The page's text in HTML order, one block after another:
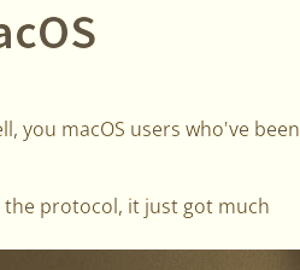
you macOS users who've been
protocol, it just got much